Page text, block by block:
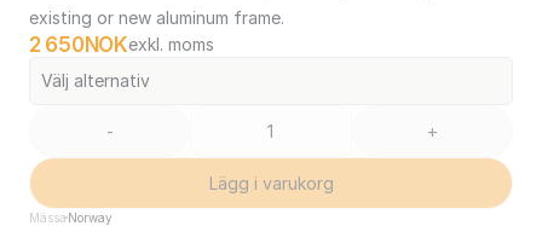
existing or new aluminum frame.
2 650NOKexkl. moms
Välj alternativ
- +
Lägg i varukorg
Mässa Norway